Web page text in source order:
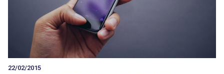
22/02/2015